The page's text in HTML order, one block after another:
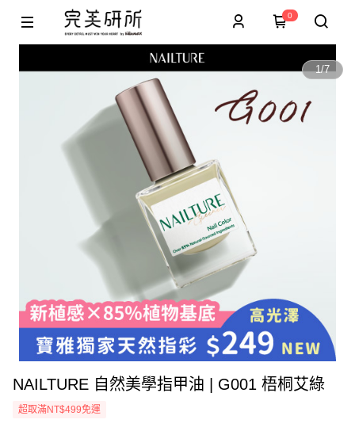
0
1/7
NAILTURE 自然美學指甲油 | G001 梧桐艾綠
超取滿NT$499免運